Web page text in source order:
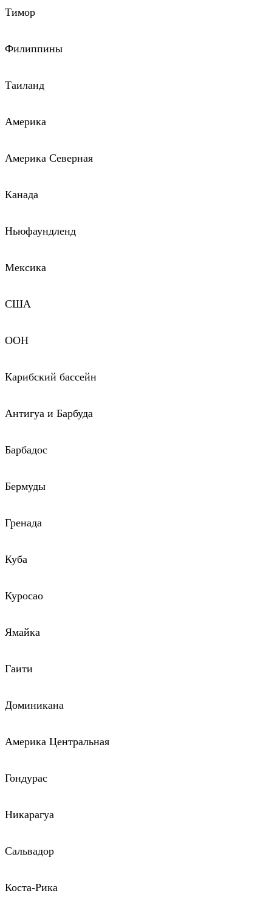
Тимор
Филиппины
Таиланд
Америка
Америка Северная
Канада
Ньюфаундленд
Мексика
США
ООН
Карибский бассейн
Антигуа и Барбуда
Барбадос
Бермуды
Гренада
Куба
Куросао
Ямайка
Гаити
Доминикана
Америка Центральная
Гондурас
Никарагуа
Сальвадор
Коста-Рика